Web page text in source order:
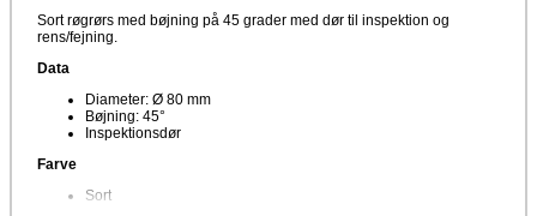
Sort røgrørs med bøjning på 45 grader med dør til inspektion og
rens/fejning.
Data
Diameter: Ø 80 mm
Bøjning: 45°
Inspektionsdør
Farve
Sort